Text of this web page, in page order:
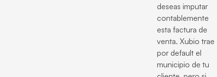
deseas imputar
contablemente
esta factura de
venta. Xubio trae
por default el
municipio de tu